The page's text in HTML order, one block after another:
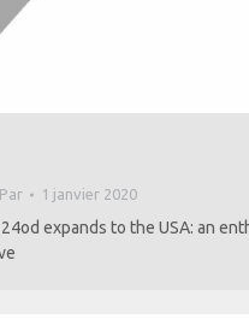
Par 1 janvier 2020
expands to the USA: an